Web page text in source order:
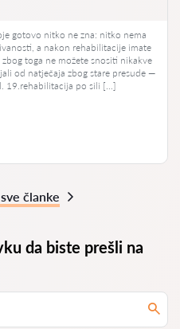
gotovo nitko ne zna: nitko nema
a nakon rehabilitacije imate
toga ne možete snositi nikakve
od natječaja zbog stare presude —
19.rehabilitacija po sili […]
članke
da biste prešli na